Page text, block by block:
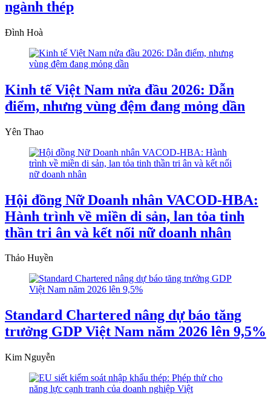
ngành thép
Đình Hoà
Kinh tế Việt Nam nửa đầu 2026: Dẫn
điểm, nhưng vùng đệm đang mỏng dần
Yên Thao
Hội đồng Nữ Doanh nhân VACOD-HBA:
Hành trình về miền di sản, lan tỏa tinh
thần tri ân và kết nối nữ doanh nhân
Thảo Huyền
Standard Chartered nâng dự báo tăng
trưởng GDP Việt Nam năm 2026 lên 9,5%
Kim Nguyễn